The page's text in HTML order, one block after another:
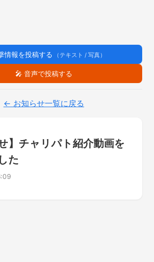
情報を投稿する （テキスト / 写真）
🎤 音声で投稿する
← お知らせ一覧に戻る
】チャリパト紹介動画を
た